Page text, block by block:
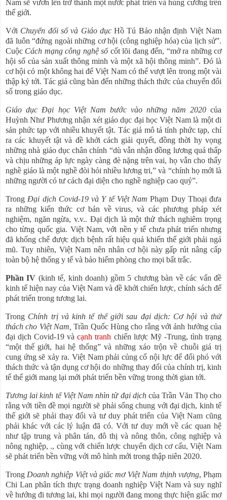
Nam sẽ vươn lên trở thành một nước phát triển và hùng cường trên
thế giới.
Với Chuyển đổi số và Giáo dụcHồ Tú Bảo nhận định Việt Nam
đã luôn “đứng ngoài những cơ hội (công nghiệp hóa) của lịch sử”.
Cuộc Cách mạng công nghệ sốcốt lõi đang đến, “mở ra những cơ
hội số của sản xuất thông minh và một xã hội thông minh”. Đó là
cơ hội có một không hai để Việt Nam có thể vượt lên trong một vài
thập kỷ tới. Tác giả cũng bàn đến những thách thức của chuyển đổi
số trong giáo dục.
Giáo dục Đại học Việt Nam bước vào những năm 2020của
Huỳnh Như Phương nhận xét giáo dục đại học Việt Nam là một di
sản phức tạp với nhiều khuyết tật. Tác giả mô tả tính phức tạp, chỉ
ra các khuyết tật và đề khởi cách giải quyết, đồng thời hy vọng
những nhà giáo dục chân chính “dù vẫn nhận đồng lương quá thấp
và chịu những áp lực ngày càng đè nặng trên vai, họ vẫn cho thấy
nghề giáo là một nghề đòi hỏi nhiều lương tri,” và “chính họ mới là
những người có tư cách đại diện cho nghề nghiệp cao quý”.
TrongĐại dịch Covid-19 và Y tế Việt Nam Phạm Duy Thoại đưa
ra những kiến thức cơ bản về virus, và các phương pháp xét
nghiệm, ngăn ngừa, v.v.. Đại dịch là một thử thách nghiêm trọng
cho từng quốc gia. Việt Nam, với nền y tế chưa phát triển nhưng
đã khống chế được dịch bệnh rất hiệu quả khiến thế giới phải ngả
mũ. Tuy nhiên, Việt Nam nên nhân cơ hội này gấp rút nâng cấp
toàn bộ hệ thống y tế và bảo hiểm phòng cho mọi bất trắc.
Phần IV (kinh tế, kinh doanh) gồm 5 chương bàn về các vấn đề
kinh tế hiện nay của Việt Nam và đề khởi chiến lược, chính sách để
phát triển trong tương lai.
Trong Chính trị và kinh tế thế giới sau đại dịch: Cơ hội và thử
thách cho Việt Nam, Trần Quốc Hùng cho rằng với ảnh hưởng của
đại dịch Covid-19 vàcạnh tranh chiến lược Mỹ -Trung, tình trạng
“một thế giới, hai hệ thống” và những xáo trộn về chuỗi giá trị
cung ứng sẽ xảy ra. Việt Nam phải củng cố nội lực để đối phó với
thách thức và tận dụng cơ hội do những thay đổi của chính trị, kinh
tế thế giới mang lại mới phát triển bền vững trong thời gian tới.
Tương lai kinh tế Việt Nam nhìn từ đại dịchcủa Trần Văn Thọ cho
rằng với tiền đề mọi người sẽ phải sống chung với đại dịch, kinh tế
thế giới sẽ phải thay đổi và tư duy phát triển của Việt Nam cũng
phải khác với các lý luận đã có. Với tư duy mới về các quan hệ
như tập trung và phân tán, đô thị và nông thôn, công nghiệp và
nông nghiệp, ., cùng với chiến lược chuyển dịch cơ cấu, Việt Nam
sẽ phát triển bền vững với mô hình mới trong thập niên 2020.
Trong Doanh nghiệp Việt và giấc mơ Việt Nam thịnh vượng, Phạm
Chi Lan phân tích thực trạng doanh nghiệp Việt Nam và suy nghĩ
về hướng đi tương lai, khi mọi người đang mong thực hiện giấc mơ